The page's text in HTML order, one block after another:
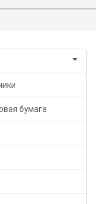
бумага